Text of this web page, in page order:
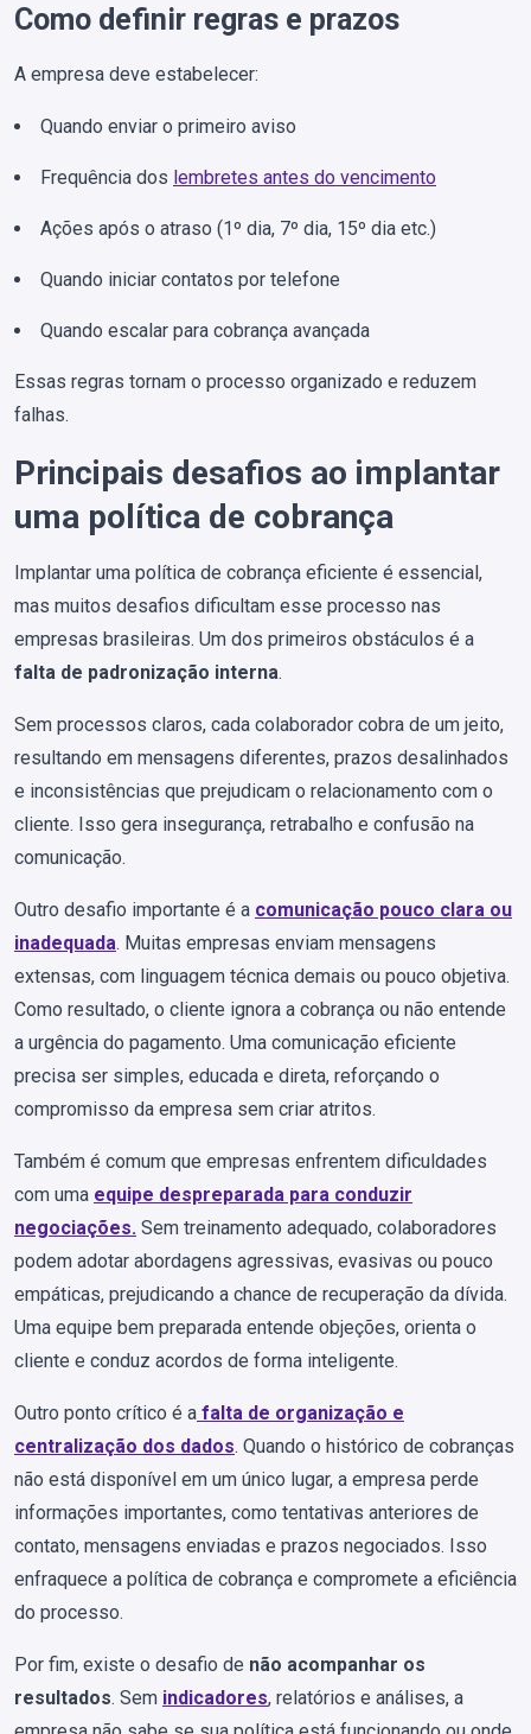
Como definir regras e prazos
A empresa deve estabelecer:
Quando enviar o primeiro aviso
Frequência dos lembretes antes do vencimento
Ações após o atraso (1º dia, 7º dia, 15º dia etc.)
Quando iniciar contatos por telefone
Quando escalar para cobrança avançada
Essas regras tornam o processo organizado e reduzem
falhas.
Principais desafios ao implantar
uma política de cobrança
Implantar uma política de cobrança eficiente é essencial,
mas muitos desafios dificultam esse processo nas
empresas brasileiras. Um dos primeiros obstáculos é a
falta de padronização interna.
Sem processos claros, cada colaborador cobra de um jeito,
resultando em mensagens diferentes, prazos desalinhados
e inconsistências que prejudicam o relacionamento com o
cliente. Isso gera insegurança, retrabalho e confusão na
comunicação.
Outro desafio importante é a comunicação pouco clara ou
inadequada. Muitas empresas enviam mensagens
extensas, com linguagem técnica demais ou pouco objetiva.
Como resultado, o cliente ignora a cobrança ou não entende
a urgência do pagamento. Uma comunicação eficiente
precisa ser simples, educada e direta, reforçando o
compromisso da empresa sem criar atritos.
Também é comum que empresas enfrentem dificuldades
com uma equipe despreparada para conduzir
negociações. Sem treinamento adequado, colaboradores
podem adotar abordagens agressivas, evasivas ou pouco
empáticas, prejudicando a chance de recuperação da dívida.
Uma equipe bem preparada entende objeções, orienta o
cliente e conduz acordos de forma inteligente.
Outro ponto crítico é a falta de organização e
centralização dos dados. Quando o histórico de cobranças
não está disponível em um único lugar, a empresa perde
informações importantes, como tentativas anteriores de
contato, mensagens enviadas e prazos negociados. Isso
enfraquece a política de cobrança e compromete a eficiência
do processo.
Por fim, existe o desafio de não acompanhar os
resultados. Sem indicadores, relatórios e análises, a